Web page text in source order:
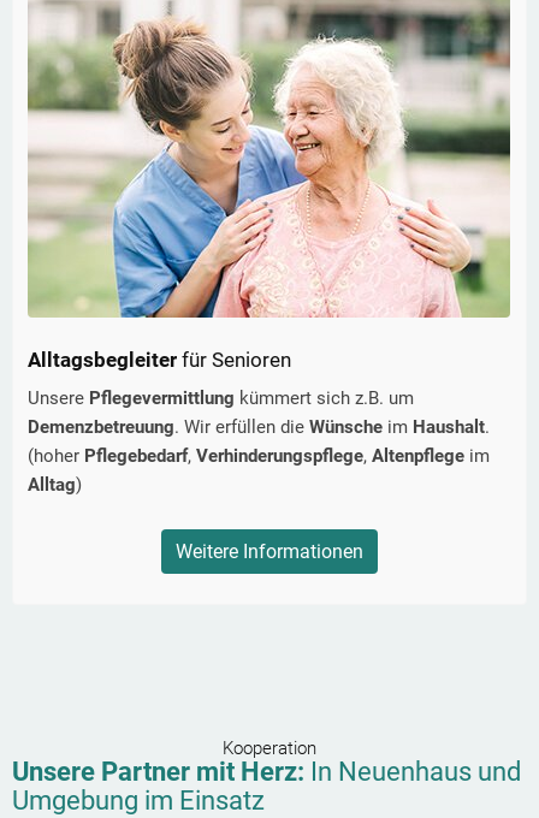
Alltagsbegleiter für Senioren
Unsere Pflegevermittlung kümmert sich z.B. um
Demenzbetreuung. Wir erfüllen die Wünsche im Haushalt.
(hoher Pflegebedarf, Verhinderungspflege, Altenpflege im
Alltag)
Weitere Informationen
Kooperation
Unsere Partner mit Herz: In Neuenhaus und
Umgebung im Einsatz